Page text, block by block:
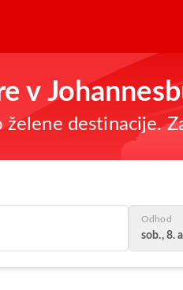
v
destinacije.
Odhod
sob., 8.